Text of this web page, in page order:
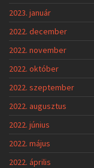
2023. január
2022. december
2022. november
2022. október
2022. szeptember
2022. augusztus
2022. június
2022. május
2022. április